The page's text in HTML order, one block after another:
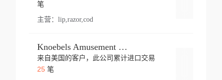
笔
主营： lip,razor,cod
Knoebels Amusement Resort
来自美国的客户，此公司累计进口交易
25笔